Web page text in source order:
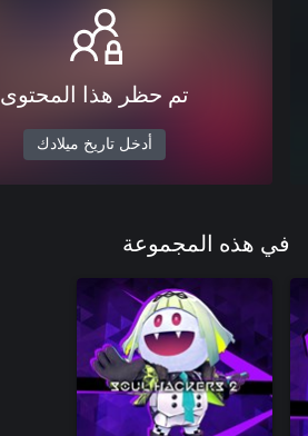
تم حظر هذا المحتوى
أدخل تاريخ ميلادك
في هذه المجموعة